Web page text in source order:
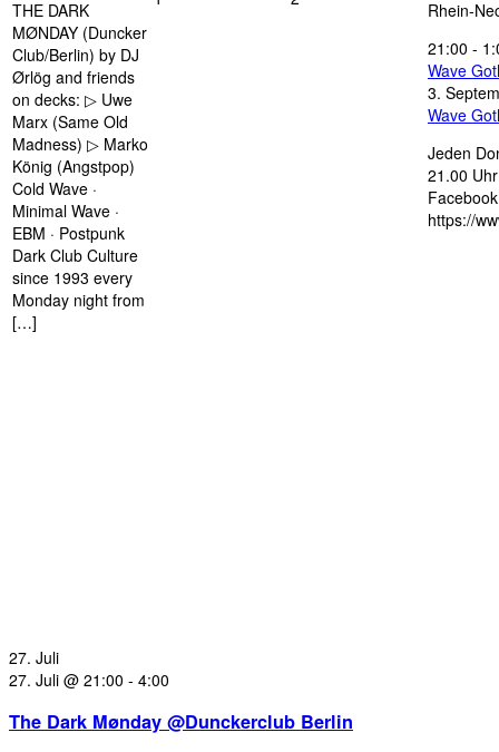
THE DARK
MØNDAY (Duncker
Club/Berlin) by DJ
Ørlög and friends
on decks: ▷ Uwe
Marx (Same Old
Madness) ▷ Marko
König (Angstpop)
Cold Wave ·
Minimal Wave ·
EBM · Postpunk
Dark Club Culture
since 1993 every
Monday night from
[…]
Rhein-
21:00 -
Wave
3.
Wave
Jeden
21.00
https://
27. Juli
27. Juli @ 21:00 - 4:00
The Dark Mønday @Dunckerclub Berlin